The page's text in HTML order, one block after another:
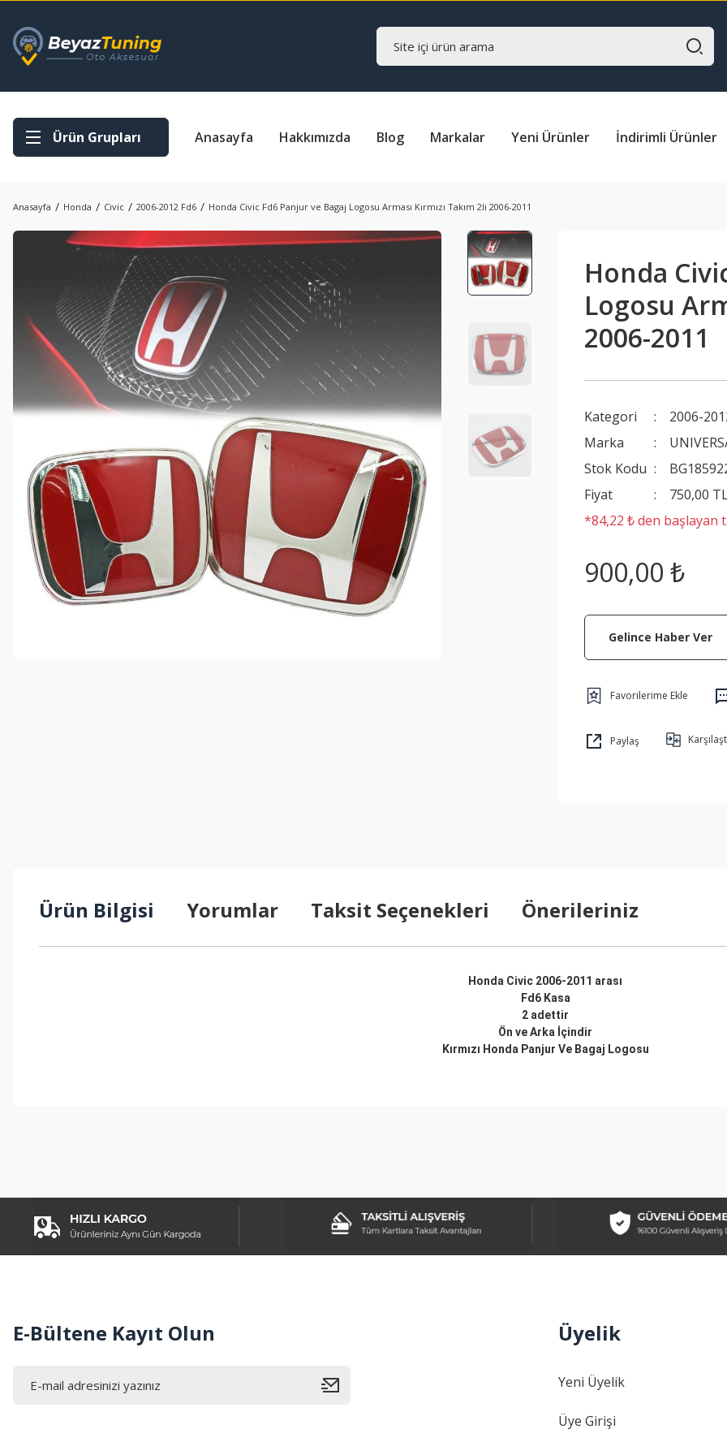
Ürün Grupları Anasayfa Hakkımızda Blog Markalar Yeni Ürünler İndirimli Ürünler
Anasayfa Honda Civic 2006-2012 Fd6 Honda Civic Fd6 Panjur ve Bagaj Logosu Arması Kırmızı Takım 2li 2006-2011
Honda
Logosu
2006-2011
Kategori
2006-
Marka
Stok Kodu
Fiyat
750,00
*84,22 ₺ den başlayan
900,00 ₺
Gelince Haber Ver
Paylaş
Ürün Bilgisi Yorumlar Taksit Seçenekleri Önerileriniz
Honda Civic 2006-2011 arası
Fd6 Kasa
2 adettir
Ön ve Arka İçindir
Kırmızı Honda Panjur Ve Bagaj Logosu
Ürün fiyatı diğer sitelerden daha pahalı.
Bu ürüne benzer farklı alternatifler olmalı.
E-Bültene Kayıt Olun Üyelik
Yeni Üyelik
Üye Girişi